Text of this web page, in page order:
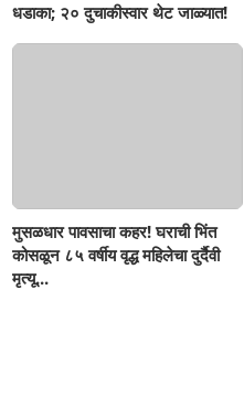
धडाका; २० दुचाकीस्वार थेट जाळ्यात!
मुसळधार पावसाचा कहर! घराची भिंत
कोसळून ८५ वर्षीय वृद्ध महिलेचा दुर्दैवी
मृत्यू...